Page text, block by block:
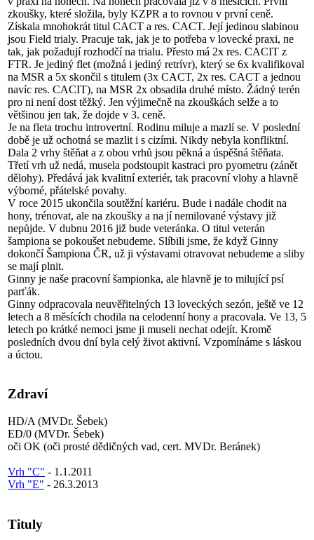
zkoušky, které složila, byly KZPR a to rovnou v první ceně.
Získala mnohokrát titul CACT a res. CACT. Její jedinou slabinou
jsou Field trialy. Pracuje tak, jak je to potřeba v lovecké praxi, ne
tak, jak požadují rozhodčí na trialu. Přesto má 2x res. CACIT z
FTR. Je jediný flet (možná i jediný retrívr), který se 6x kvalifikoval
na MSR a 5x skončil s titulem (3x CACT, 2x res. CACT a jednou
navíc res. CACIT), na MSR 2x obsadila druhé místo. Žádný terén
pro ni není dost těžký. Jen výjimečně na zkouškách selže a to
většinou jen tak, že dojde v 3. ceně.
Je na fleta trochu introvertní. Rodinu miluje a mazlí se. V poslední
době je už ochotná se mazlit i s cizími. Nikdy nebyla konfliktní.
Dala 2 vrhy štěňat a z obou vrhů jsou pěkná a úspěšná štěňata.
Třetí vrh už nedá, musela podstoupit kastraci pro pyometru (zánět
dělohy). Předává jak kvalitní exteriér, tak pracovní vlohy a hlavně
výborné, přátelské povahy.
V roce 2015 ukončila soutěžní kariéru. Bude i nadále chodit na
hony, trénovat, ale na zkoušky a na jí nemilované výstavy již
nepůjde. V dubnu 2016 již bude veteránka. O titul veterán
šampiona se pokoušet nebudeme. Slíbili jsme, že když Ginny
dokončí Šampiona ČR, už ji výstavami otravovat nebudeme a sliby
se mají plnit.
Ginny je naše pracovní šampionka, ale hlavně je to milující psí
parťák.
Ginny odpracovala neuvěřitelných 13 loveckých sezón, ještě ve 12
letech a 8 měsících chodila na celodenní hony a pracovala. Ve 13, 5
letech po krátké nemoci jsme ji museli nechat odejít. Kromě
posledních dvou dní byla celý život aktivní. Vzpomínáme s láskou
a úctou.
Zdraví
HD/A (MVDr. Šebek)
ED/0 (MVDr. Šebek)
oči OK (oči prosté dědičných vad, cert. MVDr. Beránek)
Vrh "C" - 1.1.2011
Vrh "E" - 26.3.2013
Tituly